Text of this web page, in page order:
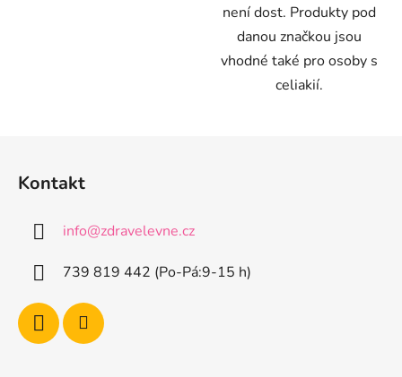
není dost. Produkty pod
danou značkou jsou
vhodné také pro osoby s
celiakií.
Kontakt
info@zdravelevne.cz
739 819 442 (Po-Pá:9-15 h)